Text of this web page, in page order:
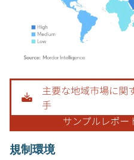
画像 © Mordor Intelligence。再利用
規制環境